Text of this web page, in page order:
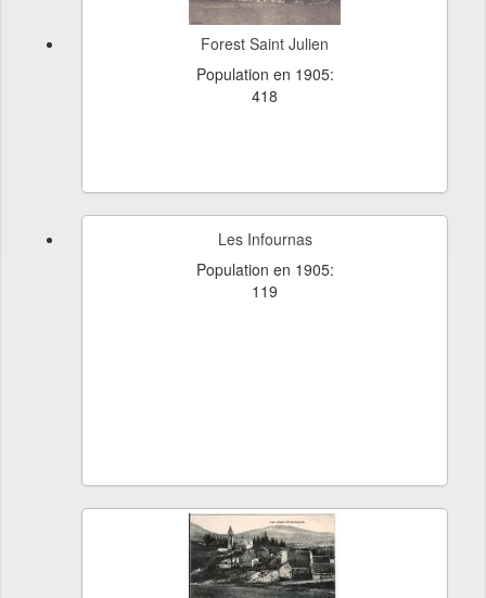
Forest Saint Julien
Population en 1905:
418
Les Infournas
Population en 1905:
119